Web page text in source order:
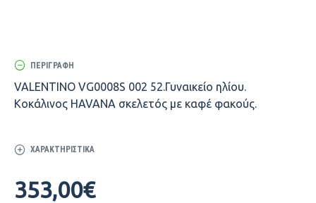
ΠΕΡΙΓΡΑΦΉ
VALENTINO VG0008S 002 52.Γυναικείο ηλίου.
Κοκάλινος HAVANA σκελετός με καφέ φακούς.
ΧΑΡΑΚΤΗΡΙΣΤΙΚΆ
353,00€